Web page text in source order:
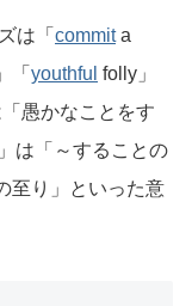
は「 commita
「 youthful folly」
愚かなことをす
は「～することの
至り」といった意